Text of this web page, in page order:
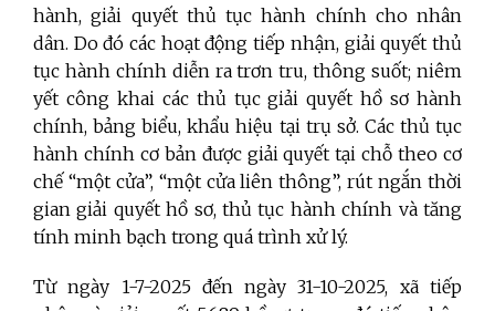
hành, giải quyết thủ tục hành chính cho nhân
dân. Do đó các hoạt động tiếp nhận, giải quyết thủ
tục hành chính diễn ra trơn tru, thông suốt; niêm
yết công khai các thủ tục giải quyết hồ sơ hành
chính, bảng biểu, khẩu hiệu tại trụ sở. Các thủ tục
hành chính cơ bản được giải quyết tại chỗ theo cơ
chế “một cửa”, “một cửa liên thông”, rút ngắn thời
gian giải quyết hồ sơ, thủ tục hành chính và tăng
tính minh bạch trong quá trình xử lý.
Từ ngày 1-7-2025 đến ngày 31-10-2025, xã tiếp